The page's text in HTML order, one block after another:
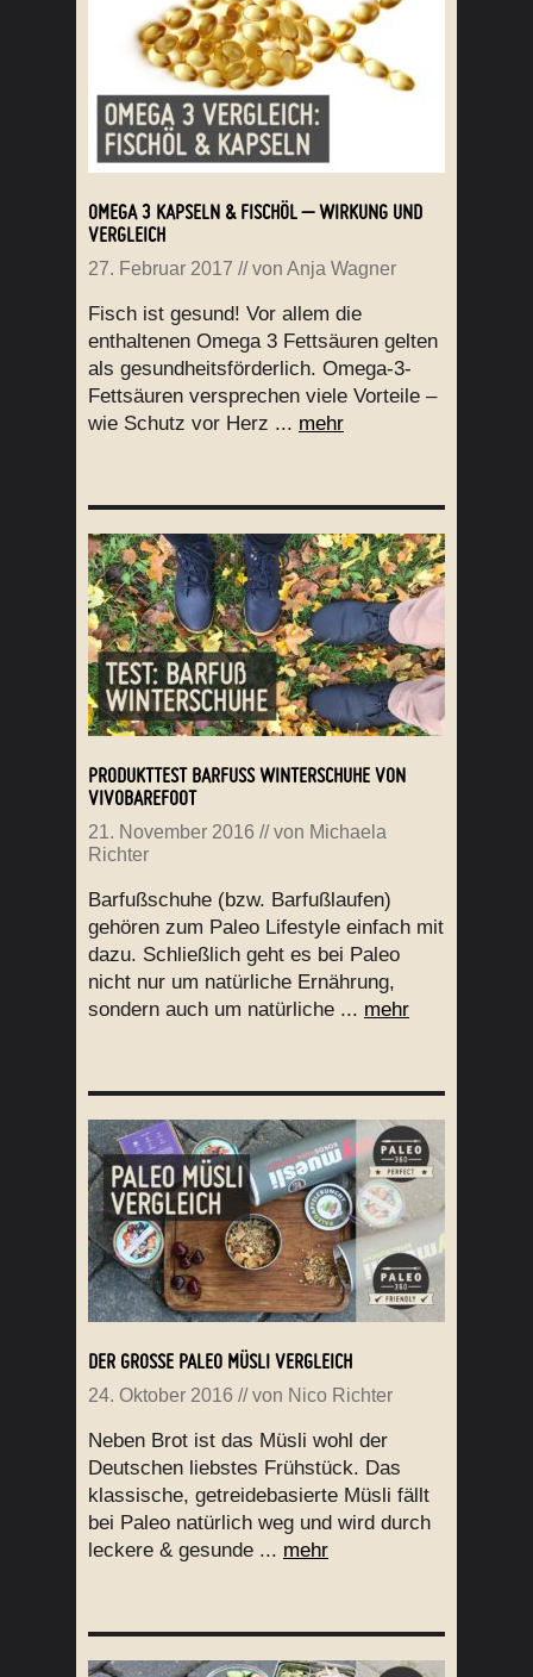
OMEGA 3 KAPSELN & FISCHÖL – WIRKUNG UND
VERGLEICH
27. Februar 2017 // von Anja Wagner
Fisch ist gesund! Vor allem die
enthaltenen Omega 3 Fettsäuren gelten
als gesundheitsförderlich. Omega-3-
Fettsäuren versprechen viele Vorteile –
wie Schutz vor Herz ... mehr
PRODUKTTEST BARFUSS WINTERSCHUHE VON V
IVOBAREFOOT
21. November 2016 // von Michaela
Richter
Barfußschuhe (bzw. Barfußlaufen)
gehören zum Paleo Lifestyle einfach mit
dazu. Schließlich geht es bei Paleo
nicht nur um natürliche Ernährung,
sondern auch um natürliche ... mehr
DER GROSSE PALEO MÜSLI VERGLEICH
24. Oktober 2016 // von Nico Richter
Neben Brot ist das Müsli wohl der
Deutschen liebstes Frühstück. Das
klassische, getreidebasierte Müsli fällt
bei Paleo natürlich weg und wird durch
leckere & gesunde ... mehr